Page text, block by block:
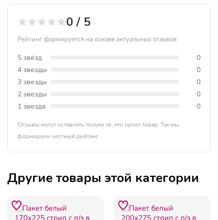
0 / 5
Рейтинг формируется на основе актуальных отзывов
5 звёзд
0
4 звезды
0
3 звезды
0
2 звезды
0
1 звезда
0
Отзывы могут оставлять только те, кто купил товар. Так мы
формируем честный рейтинг.
Другие товары этой категории